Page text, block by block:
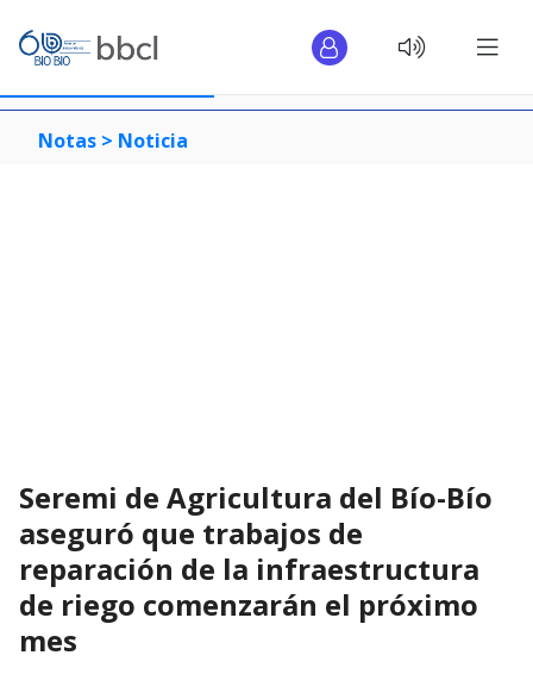
Notas > Noticia
Seremi de Agricultura del Bío-Bío
aseguró que trabajos de
reparación de la infraestructura
de riego comenzarán el próximo
mes